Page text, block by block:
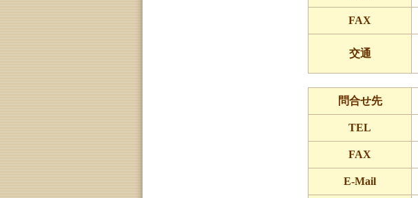
FAX
交通
問合せ先
TEL
FAX
E-Mail